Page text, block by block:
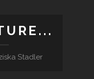
Stadler